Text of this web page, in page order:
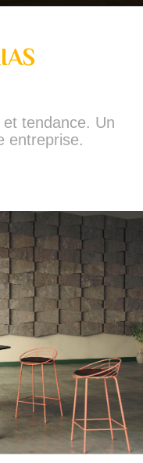
tendance. Un
entreprise.